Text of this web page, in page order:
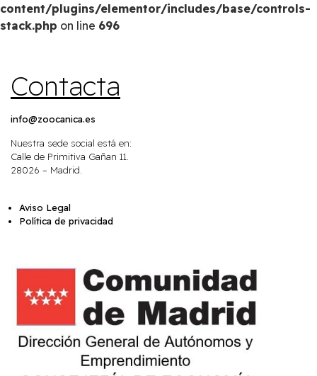
content/plugins/elementor/includes/base/controls-
stack.php on line 696
Contacta
info@zoocanica.es
Nuestra sede social está en:
Calle de Primitiva Gañan 11.
28026 – Madrid.
Aviso Legal
Política de privacidad